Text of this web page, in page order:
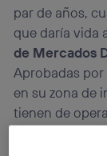
par de años,
que daría vida
de Mercados
Aprobadas
en su zona de
tienen de